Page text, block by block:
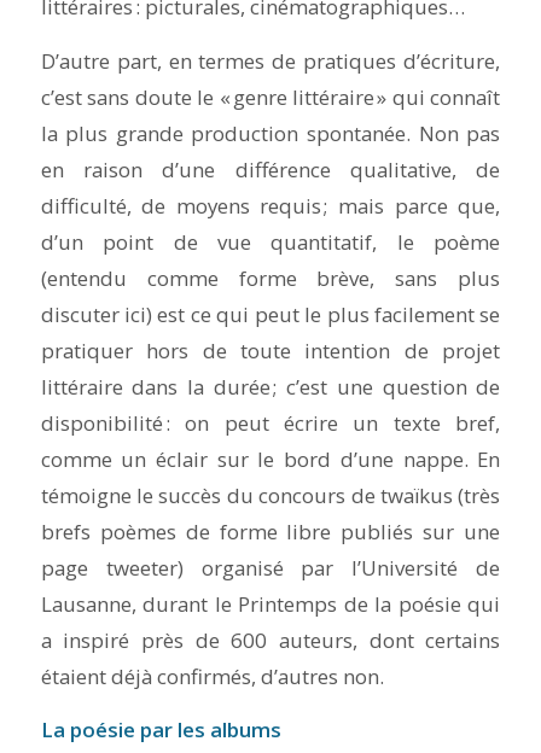
littéraires : picturales, cinématographiques…
D’autre part, en termes de pratiques d’écriture,
c’est sans doute le « genre littéraire » qui connaît
la plus grande productionspontanée. Non pas
en raison d’une différence qualitative, de
difficulté, de moyens requis ; mais parce que,
d’un point de vue quantitatif, le poème
(entendu comme forme brève, sans plus
discuter ici) est ce qui peut le plus facilement se
pratiquer hors de toute intention de projet
littéraire dans la durée ; c’est une question de
disponibilité : on peut écrire un texte bref,
comme un éclair sur le bord d’une nappe. En
témoigne le succès du concours de twaïkus (très
brefs poèmes de forme libre publiés sur une
page tweeter) organisé par l’Université de
Lausanne, durant le Printemps de la poésie qui
a inspiré près de 600 auteurs, dont certains
étaient déjà confirmés, d’autres non.
La poésie par les albums